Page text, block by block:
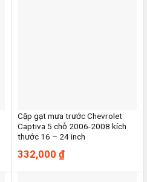
Cặp gạt mưa trước Chevrolet
Captiva 5 chỗ 2006-2008 kích
thước 16 – 24 inch
332,000 ₫